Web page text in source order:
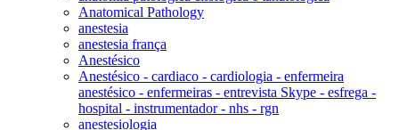
Anatomical Pathology
anestesia
anestesia frança
Anestésico
Anestésico - cardiaco - cardiologia - enfermeira
anestésico - enfermeiras - entrevista Skype - esfrega -
hospital - instrumentador - nhs - rgn
anestesiologia